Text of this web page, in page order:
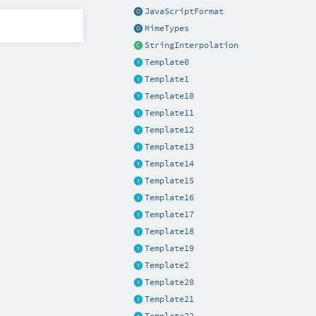
JavaScriptFormat
MimeTypes
StringInterpolation
Template0
Template1
Template10
Template11
Template12
Template13
Template14
Template15
Template16
Template17
Template18
Template19
Template2
Template20
Template21